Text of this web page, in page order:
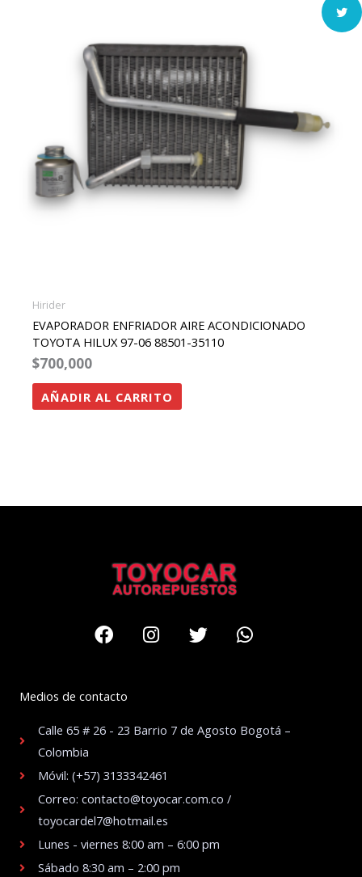
Hirider
EVAPORADOR ENFRIADOR AIRE ACONDICIONADO
TOYOTA HILUX 97-06 88501-35110
$700,000
AÑADIR AL CARRITO
FacebookInstagram
TwitterWhatsapp
Medios de contacto
Calle 65 # 26 - 23 Barrio 7 de Agosto Bogotá –
Colombia
Móvil: (+57) 3133342461
Correo: contacto@toyocar.com.co /
toyocardel7@hotmail.es
Lunes - viernes 8:00 am – 6:00 pm
Sábado 8:30 am – 2:00 pm